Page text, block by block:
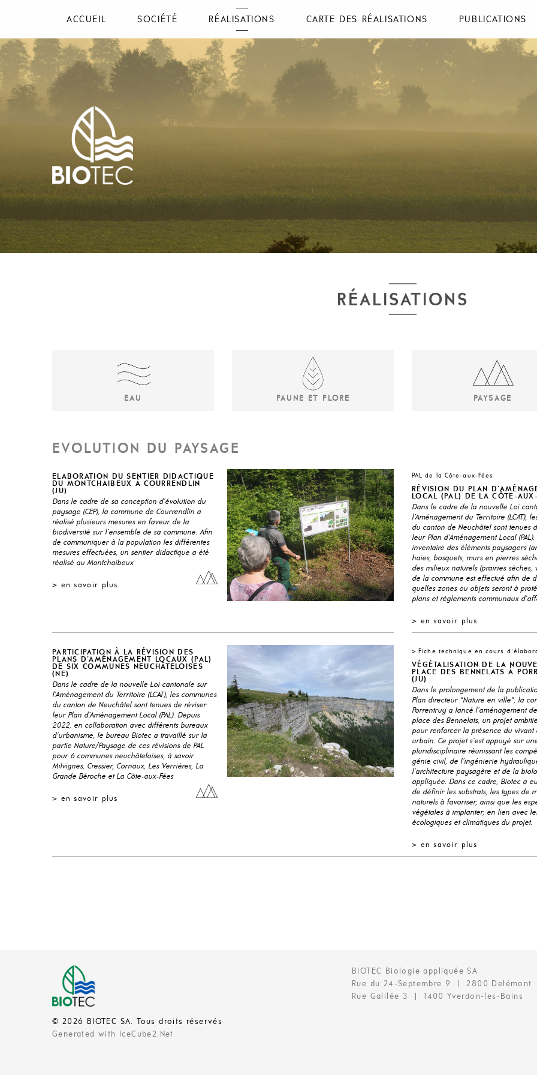
ACCUEIL SOCIÉTÉ RÉALISATIONS CARTE DES RÉALISATIONS PUBLICATIONS
RÉALISATIONS
EAU
ZONES HUMIDES
PROTECTION CONTRE
L’ÉROSION
PROTECTION CONTRE LES
CRUES
FAUNE ET FLORE
ETUDES D'IMPACT
COMPENSATIONS
ÉCOLOGIQUES
RÉSEAUX ÉCOLOGIQUES
PASSAGES À FAUNE
PASSES À POISSONS
PAYSAGE
RÉAMÉNAGEMENT DE
CRÉATION DE PARCS
EVOLUTION DU PAYSAGE
ELABORATION DU SENTIER DIDACTIQUE
DU MONTCHAIBEUX À COURRENDLIN
(JU)
Dans le cadre de sa conception d’évolution du
paysage (CEP), la commune de Courrendlin a
réalisé plusieurs mesures en faveur de la
biodiversité sur l’ensemble de sa commune. Afin
de communiquer à la population les différentes
mesures effectuées, un sentier didactique a été
réalisé au Montchaibeux.
> en savoir plus
PAL de la Côte-aux-Fées
RÉVISION DU PLAN
LOCAL (PAL) DE LA CÔTE-
Dans le cadre de la nouvelle Loi
l’Aménagement du Territoire (LCAT),
du canton de Neuchâtel sont tenues
leur Plan d’Aménagement Local (PAL).
inventaire des éléments paysagers
haies, bosquets, murs en pierres
des milieux naturels (prairies sèches,
de la commune est effectué afin de
quelles zones ou objets seront à
plans et règlements communaux
> en savoir plus
PARTICIPATION À LA RÉVISION DES
PLANS D’AMÉNAGEMENT LOCAUX (PAL)
DE SIX COMMUNES NEUCHÂTELOISES
(NE)
Dans le cadre de la nouvelle Loi cantonale sur
l’Aménagement du Territoire (LCAT), les communes
du canton de Neuchâtel sont tenues de réviser
leur Plan d’Aménagement Local (PAL). Depuis
2022, en collaboration avec différents bureaux
d’urbanisme, le bureau Biotec a travaillé sur la
partie Nature/Paysage de ces révisions de PAL
pour 6 communes neuchâteloises, à savoir
Milvignes, Cressier, Cornaux, Les Verrières, La
Grande Béroche et La Côte-aux-Fées
> en savoir plus
> Fiche technique en cours
VÉGÉTALISATION DE LA
PLACE DES BENNELATS À
(JU)
Dans le prolongement de la
Plan directeur "Nature en ville", la
Porrentruy a lancé l’aménagement
place des Bennelats, un projet
pour renforcer la présence du vivant
urbain. Ce projet s’est appuyé sur
pluridisciplinaire réunissant les
génie civil, de l’ingénierie
l’architecture paysagère et de la
appliquée. Dans ce cadre, Biotec a
de définir les substrats, les types de
naturels à favoriser, ainsi que les
végétales à implanter, en lien avec
écologiques et climatiques du projet.
> en savoir plus
© 2026 BIOTEC SA. Tous droits réservés
Generated with IceCube2.Net
BIOTEC Biologie appliquée SA
Rue du 24-Septembre 9 | 2800 Delémont
Rue Galilée 3 | 1400 Yverdon-les-Bains